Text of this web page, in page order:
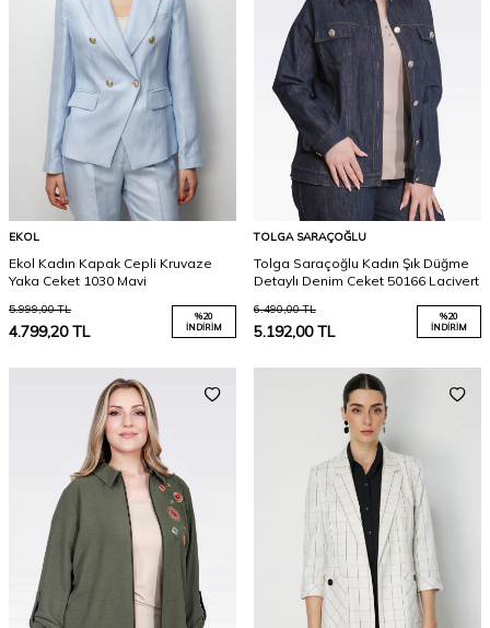
EKOL
Ekol Kadın Kapak Cepli Kruvaze
Yaka Ceket 1030 Mavi
5.999,00TL
4.799,20TL
%20
İNDIRIM
TOLGA SARAÇOĞLU
Tolga Saraçoğlu Kadın Şık Düğme
Detaylı Denim Ceket 50166 Lacivert
6.490,00TL
5.192,00TL
%20
İNDIRIM